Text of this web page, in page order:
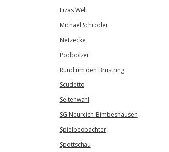
Lizas Welt
Michael Schröder
Netzecke
Podbolzer
Rund um den Brustring
Scudetto
Seitenwahl
SG Neureich-Bimbeshausen
Spielbeobachter
Spottschau